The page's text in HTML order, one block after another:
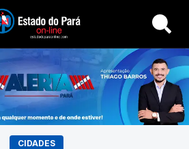
Buscar
CIDADES